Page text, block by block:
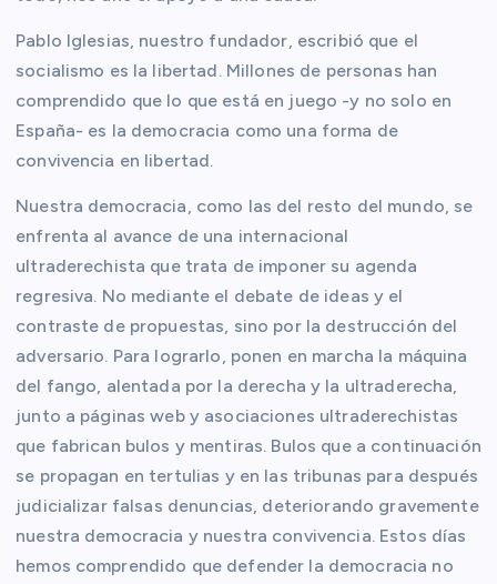
Pablo Iglesias, nuestro fundador, escribió que el
socialismo es la libertad. Millones de personas han
comprendido que lo que está en juego -y no solo en
España- es la democracia como una forma de
convivencia en libertad.
Nuestra democracia, como las del resto del mundo, se
enfrenta al avance de una internacional
ultraderechista que trata de imponer su agenda
regresiva. No mediante el debate de ideas y el
contraste de propuestas, sino por la destrucción del
adversario. Para lograrlo, ponen en marcha la máquina
del fango, alentada por la derecha y la ultraderecha,
junto a páginas web y asociaciones ultraderechistas
que fabrican bulos y mentiras. Bulos que a continuación
se propagan en tertulias y en las tribunas para después
judicializar falsas denuncias, deteriorando gravemente
nuestra democracia y nuestra convivencia. Estos días
hemos comprendido que defender la democracia no